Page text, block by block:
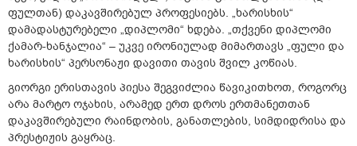
ფულთან) დაკავშირებულ პროფესიებს. „ხარისხის“
დამადასტურებელი „დიპლომი“ ხდება. „თქვენი დიპლომი
ქამარ-ხანჯალია“ – უკვე ირონიულად მიმართავს „ფული და
ხარისხის“ პერსონაჟი დავითი თავის შვილ კოწიას.
გიორგი ერისთავის პიესა შეგვიძლია წავიკითხოთ, როგორც
არა მარტო ოჯახის, არამედ ერთ დროს ერთმანეთთან
დაკავშირებული რაინდობის, განათლების, სიმდიდრისა და
პრესტიჟის გაყრაც.